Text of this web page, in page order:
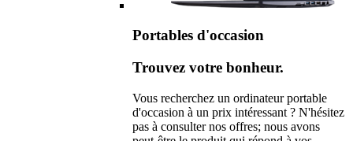
Portables d'occasion
Trouvez votre bonheur.
Vous recherchez un ordinateur portable
d'occasion à un prix intéressant ? N'hésitez
pas à consulter nos offres; nous avons